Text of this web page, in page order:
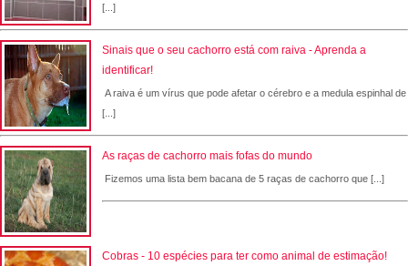
[...]
Sinais que o seu cachorro está com raiva - Aprenda a
identificar!
A raiva é um vírus que pode afetar o cérebro e a medula espinhal de
[...]
As raças de cachorro mais fofas do mundo
Fizemos uma lista bem bacana de 5 raças de cachorro que [...]
Cobras - 10 espécies para ter como animal de estimação!